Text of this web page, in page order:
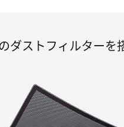
ダストフィルターを